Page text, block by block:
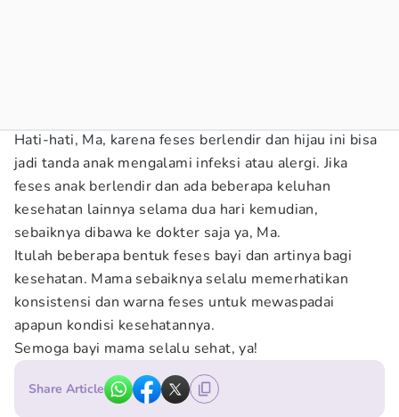
Hati-hati, Ma, karena feses berlendir dan hijau ini bisa
jadi tanda anak mengalami infeksi atau alergi. Jika
feses anak berlendir dan ada beberapa keluhan
kesehatan lainnya selama dua hari kemudian,
sebaiknya dibawa ke dokter saja ya, Ma.
Itulah beberapa bentuk feses bayi dan artinya bagi
kesehatan. Mama sebaiknya selalu memerhatikan
konsistensi dan warna feses untuk mewaspadai
apapun kondisi kesehatannya.
Semoga bayi mama selalu sehat, ya!
Share Article